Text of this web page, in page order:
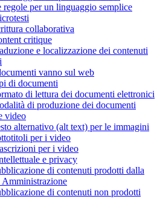
regole per un linguaggio semplice
collaborativa
critique
e localizzazione dei contenuti
vanno sul web
di documenti
di lettura dei documenti elettronici
di produzione dei documenti
video
alternativo (alt text) per le immagini
per i video
per i video
e privacy
di contenuti prodotti dalla
Amministrazione
di contenuti non prodotti